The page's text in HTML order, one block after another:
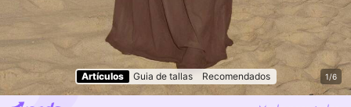
Artículos Guia de tallas Recomendados 1/6